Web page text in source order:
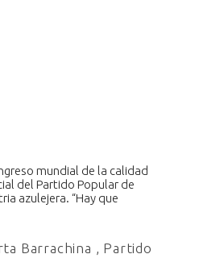
mundial de la calidad
del Partido Popular de
azulejera. “Hay que
Barrachina , Partido